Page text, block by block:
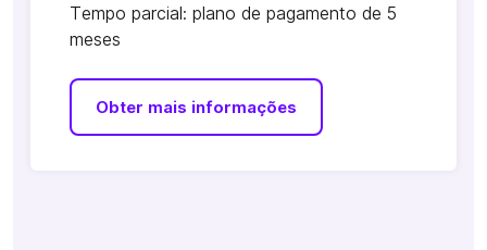
Tempo parcial: plano de pagamento de 5
meses
Obter mais informações